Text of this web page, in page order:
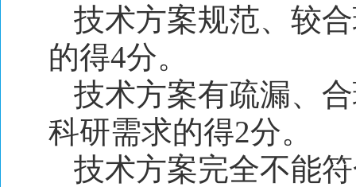
技术方案规范、较
的得4分。
技术方案有疏漏、
科研需求的得2分。
技术方案完全不能